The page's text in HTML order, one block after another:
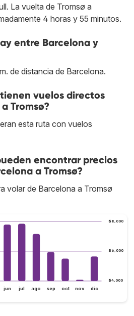
La vuelta de Tromsø a
4 horas y 55 minutos.
entre Barcelona y
de distancia de Barcelona.
vuelos directos
Tromsø?
esta ruta con vuelos
encontrar precios
a Tromsø?
volar de Barcelona a Tromsø
$4,000
$6,000
$8,000
jun jul ago sep oct nov dic